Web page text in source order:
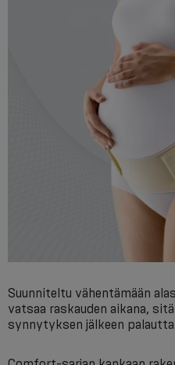
Suunniteltu vähentämään
vatsaa raskauden aikana,
synnytyksen jälkeen